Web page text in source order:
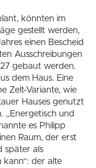
könnten im
gestellt werden,
einen Bescheid
Ausschreibungen
gebaut werden.
dem Haus. Eine
Zelt-Variante, wie
Hauses genutzt
„Energetisch und
es Philipp
Raum, der erst
später als
der alte